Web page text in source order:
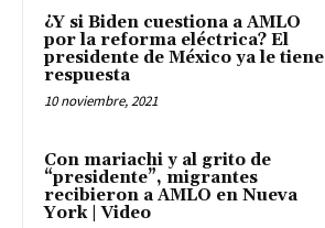
¿Y si Biden cuestiona a AMLO
por la reforma eléctrica? El
presidente de México ya le tiene
respuesta
10 noviembre, 2021
Con mariachi y al grito de
“presidente”, migrantes
recibieron a AMLO en Nueva
York | Video